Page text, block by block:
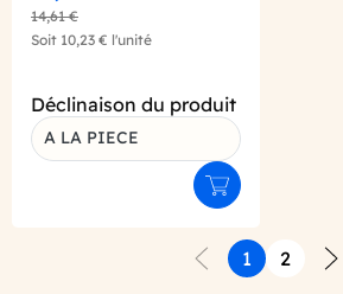
14,61 €
Soit 10,23 € l'unité
Déclinaison du produit
A LA PIECE
Ajouter au panier
Précédent
1
2